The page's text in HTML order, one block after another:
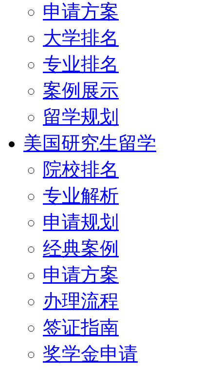
申请方案
大学排名
专业排名
案例展示
留学规划
美国研究生留学
院校排名
专业解析
申请规划
经典案例
申请方案
办理流程
签证指南
奖学金申请